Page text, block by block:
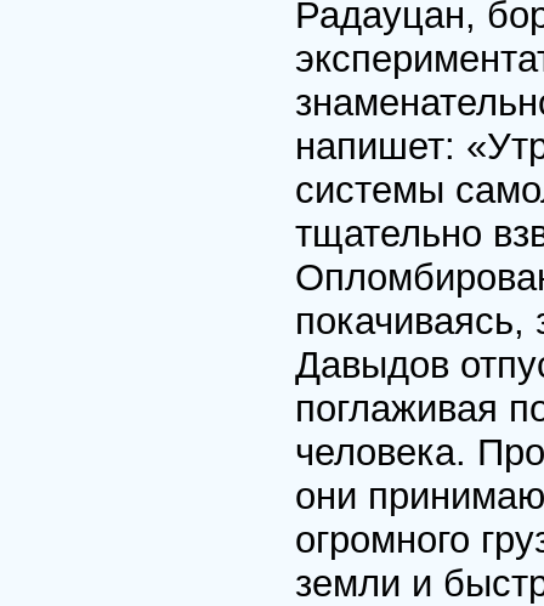
Радауцан,
напишет:
системы
тщательно
Давыдов
поглаживая
человека.
они
огромного
земли и